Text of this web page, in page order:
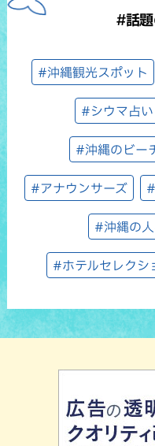
#話題
#沖縄観光スポット
#シウマ占い
#沖縄のビー
#アナウンサーズ
#沖縄の人
#ホテルセレクシ